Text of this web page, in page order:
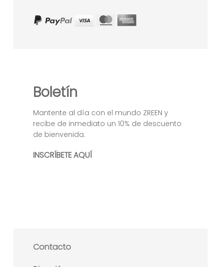
Boletín
Mantente al día con el mundo ZREEN y
recibe de inmediato un 10% de descuento
de bienvenida.
INSCRÍBETE AQUÍ
Contacto